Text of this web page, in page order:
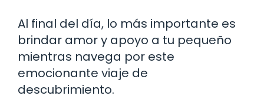
Al final del día, lo más importante es
brindar amor y apoyo a tu pequeño
mientras navega por este
emocionante viaje de
descubrimiento.